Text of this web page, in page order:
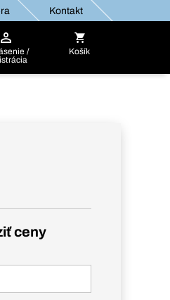
Kontakt
/
Košík
ceny